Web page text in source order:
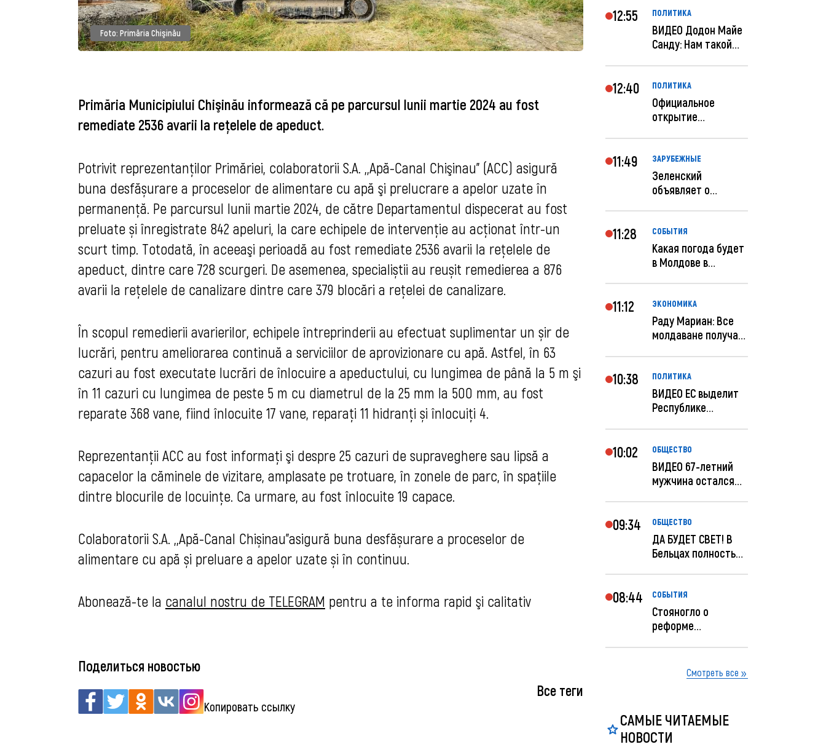
Foto: Primăria Chişinău
Primăria Municipiului Chişinău informează că pe parcursul lunii martie 2024 au fost
remediate 2536 avarii la rețelele de apeduct.
Potrivit reprezentanţilor Primăriei, colaboratorii S.A. ,,Apă-Canal Chişinau” (ACC) asigură
buna desfășurare a proceselor de alimentare cu apă şi prelucrare a apelor uzate în
permanență. Pe parcursul lunii martie 2024, de către Departamentul dispecerat au fost
preluate și înregistrate 842 apeluri, la care echipele de intervenție au acționat într-un
scurt timp. Totodată, în aceeaşi perioadă au fost remediate 2536 avarii la rețelele de
apeduct, dintre care 728 scurgeri. De asemenea, specialiștii au reușit remedierea a 876
avarii la rețelele de canalizare dintre care 379 blocări a rețelei de canalizare.
În scopul remedierii avarierilor, echipele întreprinderii au efectuat suplimentar un șir de
lucrări, pentru ameliorarea continuă a serviciilor de aprovizionare cu apă. Astfel, în 63
cazuri au fost executate lucrări de înlocuire a apeductului, cu lungimea de până la 5 m şi
în 11 cazuri cu lungimea de peste 5 m cu diametrul de la 25 mm la 500 mm, au fost
reparate 368 vane, fiind înlocuite 17 vane, reparați 11 hidranți și înlocuiți 4.
Reprezentanții ACC au fost informați şi despre 25 cazuri de supraveghere sau lipsă a
capacelor la căminele de vizitare, amplasate pe trotuare, în zonele de parc, în spaţiile
dintre blocurile de locuinţe. Ca urmare, au fost înlocuite 19 capace.
Colaboratorii S.A. ,,Apă-Canal Chișinau”asigură buna desfășurare a proceselor de
alimentare cu apă și preluare a apelor uzate și în continuu.
Abonează-te la canalul nostru de TELEGRAM pentru a te informa rapid şi calitativ
Поделиться новостью
Копировать ссылку
Все теги
12:55 ПОЛИТИКА
ВИДЕО Додон Майе
Санду: Нам такой
12:40 ПОЛИТИКА
Официальное
открытие
Кишиневе: и...
11:49 ЗАРУБЕЖНЫЕ
Зеленский
объявляет о
ар...
11:28 СОБЫТИЯ
Какая погода будет
в Молдове в
11:12 ЭКОНОМИКА
Раду Мариан: Все
молдаване получат
10:38 ПОЛИТИКА
ВИДЕО ЕС выделит
Республике
10:02 ОБЩЕСТВО
ВИДЕО 67-летний
мужчина остался
09:34 ОБЩЕСТВО
ДА БУДЕТ СВЕТ! В
Бельцах полностью
08:44 СОБЫТИЯ
Стояногло о
реформе
реформир...Смотреть все
САМЫЕ ЧИТАЕМЫЕ
НОВОСТИ